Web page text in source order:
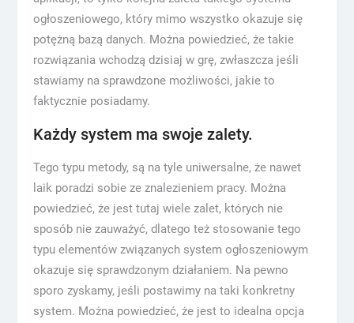
ogłoszeniowego, który mimo wszystko okazuje się
potężną bazą danych. Można powiedzieć, że takie
rozwiązania wchodzą dzisiaj w grę, zwłaszcza jeśli
stawiamy na sprawdzone możliwości, jakie to
faktycznie posiadamy.
Każdy system ma swoje zalety.
Tego typu metody, są na tyle uniwersalne, że nawet
laik poradzi sobie ze znalezieniem pracy. Można
powiedzieć, że jest tutaj wiele zalet, których nie
sposób nie zauważyć, dlatego też stosowanie tego
typu elementów związanych system ogłoszeniowym
okazuje się sprawdzonym działaniem. Na pewno
sporo zyskamy, jeśli postawimy na taki konkretny
system. Można powiedzieć, że jest to idealna opcja